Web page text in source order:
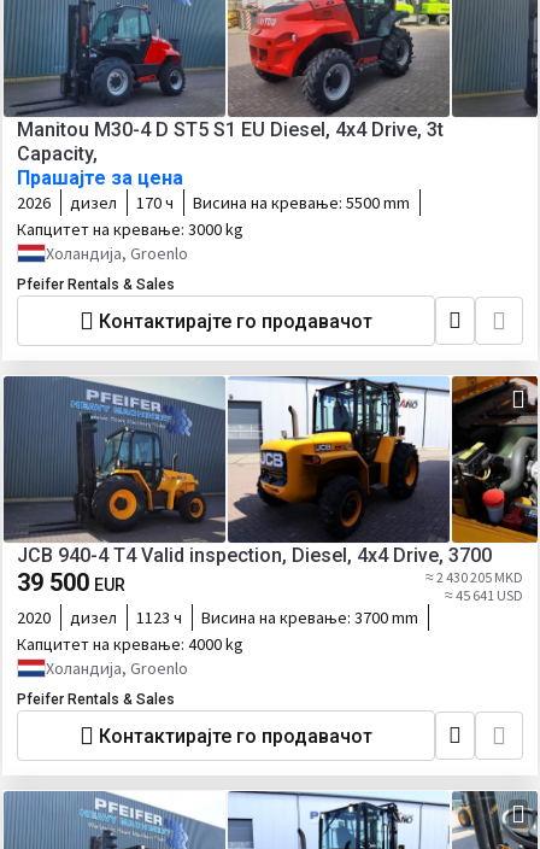
Manitou M30-4 D ST5 S1 EU Diesel, 4x4 Drive, 3t
Capacity,
Прашајте за цена
2026 дизел 170 ч Висина на кревање: 5500 mm
Капцитет на кревање: 3000 kg
Холандија, Groenlo
Pfeifer Rentals & Sales
Контактирајте го продавачот
JCB 940-4 T4 Valid inspection, Diesel, 4x4 Drive, 3700
39 500 EUR
≈ 2 430 205 MKD
≈ 45 641 USD
2020 дизел 1123 ч Висина на кревање: 3700 mm
Капцитет на кревање: 4000 kg
Холандија, Groenlo
Pfeifer Rentals & Sales
Контактирајте го продавачот